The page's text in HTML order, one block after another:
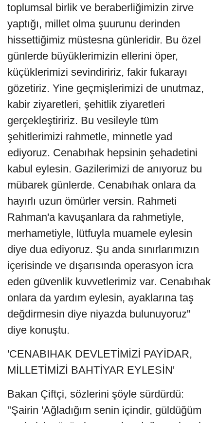
toplumsal birlik ve beraberliğimizin zirve
yaptığı, millet olma şuurunu derinden
hissettiğimiz müstesna günleridir. Bu özel
günlerde büyüklerimizin ellerini öper,
küçüklerimizi sevindiririz, fakir fukarayı
gözetiriz. Yine geçmişlerimizi de unutmaz,
kabir ziyaretleri, şehitlik ziyaretleri
gerçekleştiririz. Bu vesileyle tüm
şehitlerimizi rahmetle, minnetle yad
ediyoruz. Cenabıhak hepsinin şehadetini
kabul eylesin. Gazilerimizi de anıyoruz bu
mübarek günlerde. Cenabıhak onlara da
hayırlı uzun ömürler versin. Rahmeti
Rahman'a kavuşanlara da rahmetiyle,
merhametiyle, lütfuyla muamele eylesin
diye dua ediyoruz. Şu anda sınırlarımızın
içerisinde ve dışarısında operasyon icra
eden güvenlik kuvvetlerimiz var. Cenabıhak
onlara da yardım eylesin, ayaklarına taş
değdirmesin diye niyazda bulunuyoruz"
diye konuştu.
'CENABIHAK DEVLETİMİZİ PAYİDAR,
MİLLETİMİZİ BAHTİYAR EYLESİN'
Bakan Çiftçi, sözlerini şöyle sürdürdü:
"Şairin 'Ağladığım senin içindir, güldüğüm